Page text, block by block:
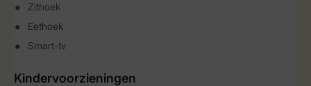
Zithoek
Eethoek
Smart-tv
Kindervoorzieningen